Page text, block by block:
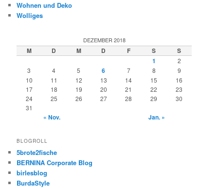
Wohnen und Deko
Wolliges
DEZEMBER 2018
M D M D F S
S
1
2
3
4 5 6 7 8
9
10
11 12 13 14 15
16
17
18 19 20 21 22
23
24
25 26 27 28 29
30
31
« Nov. Jan. »
BLOGROLL
5brote2fische
BERNINA Corporate Blog
birlesblog
BurdaStyle